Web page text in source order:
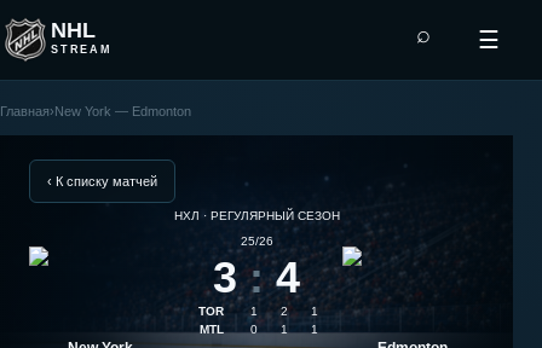
NHL
STREAM
⌕ ☰
Edmonton
результат
Главная›New York — Edmonton
‹ К списку матчей
НХЛ · РЕГУЛЯРНЫЙ СЕЗОН
25/26
3 : 4
TOR 1 2
1
MTL
0 1 1